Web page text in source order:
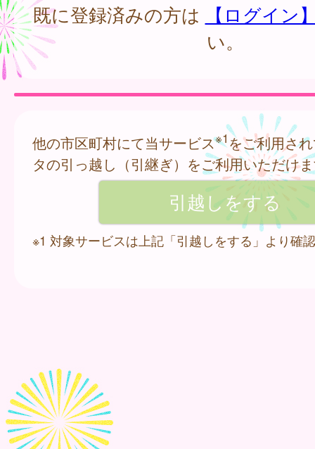
既に登録済みの方は
【ログイン
い。
他の市区町村にて当サービス※1 をご利用さ
タの引っ越し（引継ぎ）をご利用いただけ
※1 対象サービスは上記「引越しをする」より確